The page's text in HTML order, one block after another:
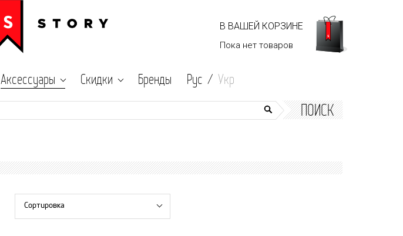
В ВАШЕЙ КОРЗИНЕ
Пока нет товаров
Аксессуары Скидки Бренды Рус / Укр
ПОИСК
Сортировка